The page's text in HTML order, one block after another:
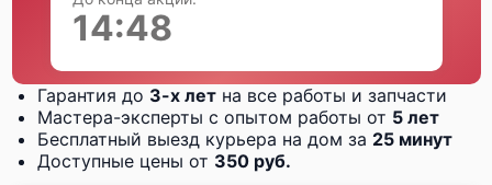
Гарантия до 3-х лет на все работы и запчасти
Мастера-эксперты с опытом работы от 5 лет
Бесплатный выезд курьера на дом за 25 минут
Доступные цены от 350 руб.
14:47